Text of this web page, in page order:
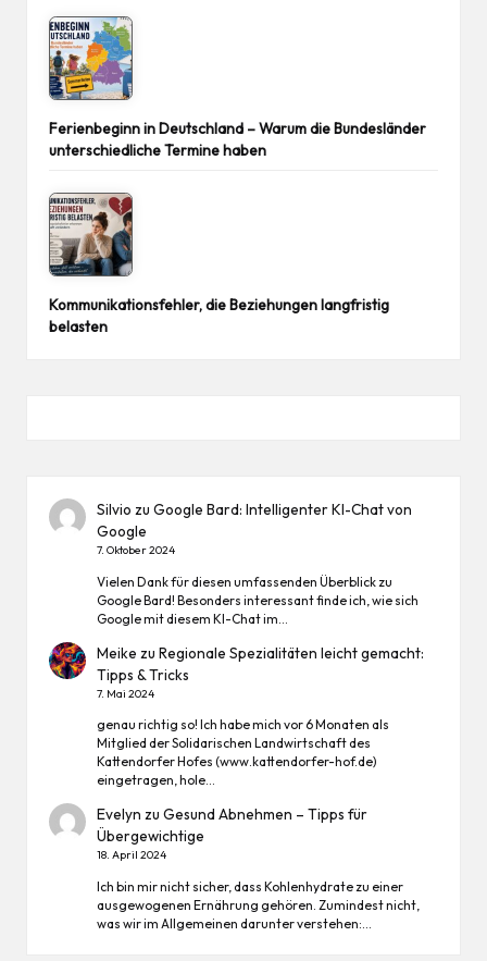
Ferienbeginn in Deutschland – Warum die Bundesländer
unterschiedliche Termine haben
Kommunikationsfehler, die Beziehungen langfristig
belasten
Silvio zuGoogle Bard: Intelligenter KI-Chat von
Google
7. Oktober 2024
Vielen Dank für diesen umfassenden Überblick zu
Google Bard! Besonders interessant finde ich, wie sich
Google mit diesem KI-Chat im…
Meike zuRegionale Spezialitäten leicht gemacht:
Tipps & Tricks
7. Mai 2024
genau richtig so! Ich habe mich vor 6 Monaten als
Mitglied der Solidarischen Landwirtschaft des
Kattendorfer Hofes (www.kattendorfer-hof.de)
eingetragen, hole…
Evelyn zuGesund Abnehmen – Tipps für
Übergewichtige
18. April 2024
Ich bin mir nicht sicher, dass Kohlenhydrate zu einer
ausgewogenen Ernährung gehören. Zumindest nicht,
was wir im Allgemeinen darunter verstehen:…